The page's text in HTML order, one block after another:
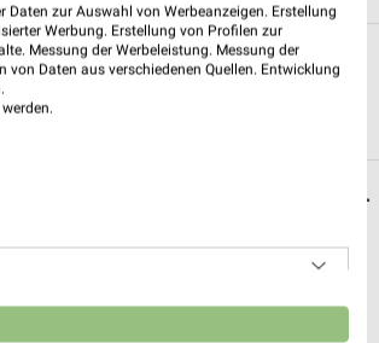
für Pocking ab Mi. den 01.07.
30. Sep.
erstellen
zur Auswahl von Werbeanzeigen. Erstellung
Werbung. Erstellung von Profilen zur
Messung der Werbeleistung. Messung der
Daten aus verschiedenen Quellen. Entwicklung